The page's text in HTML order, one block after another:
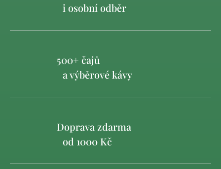
i osobní odběr
500+ čajů
a výběrové kávy
Doprava zdarma
od 1000 Kč